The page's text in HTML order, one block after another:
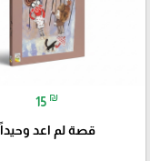
15 ₪
قصة لم اعد وحيداً